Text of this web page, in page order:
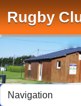
Rugby